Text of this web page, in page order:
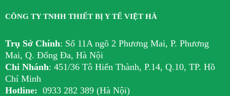
CÔNG TY TNHH THIẾT BỊ Y TẾ VIỆT HÀ
Trụ Sở Chính: Số 11A ngõ 2 Phương Mai, P. Phương
Mai, Q. Đống Đa, Hà Nội
Chi Nhánh: 451/36 Tô Hiến Thành, P.14, Q.10, TP. Hồ
Chí Minh
Hotline: 0933 282 389 (Hà Nội)